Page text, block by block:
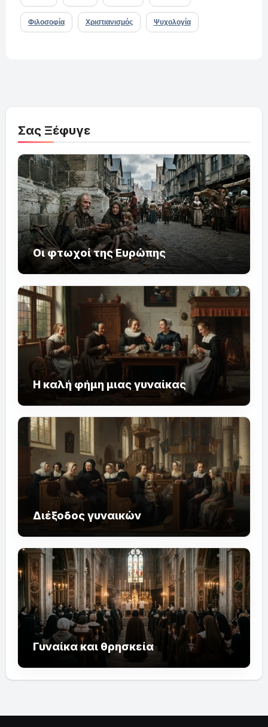
Φιλοσοφία Χριστιανισμός Ψυχολογία
Σας Ξέφυγε
Οι φτωχοί της Ευρώπης
Η καλή φήμη μιας γυναίκας
Διέξοδος γυναικών
Γυναίκα και θρησκεία